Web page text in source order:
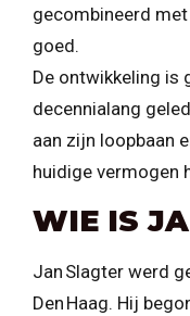
gecombineerd
goed.
De ontwikkeling is
decennialang
aan zijn loopbaan
huidige vermogen
WIE IS
Jan Slagter werd
Den Haag. Hij